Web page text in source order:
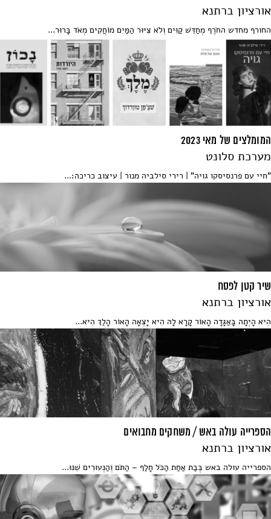
אורציון ברתנא
החורף מחדש החֹרֶף מְחַדֵּשׁ קַוִּים וְלֹא צִיּוּר הַמַּיִם מוֹחֲקִים מְאֹד בָּרוּר...
המומלצים של מאי 2023
מערכת סלונט
"חיי עם פרנסיסקו גויה" | רירי סילביה מנור | עיצוב כריכה:...
שיר קטן לפסח
אורציון ברתנא
הִיא הָיְתָה בָּאַגָּדָה הָאוֹר קָרָא לָהּ הִיא יָצְאָה הָאוֹר הָלַךְ הִיא...
הספרייה עולה באש / משחקים מחבואים
אורציון ברתנא
הספרייה עולה באש בְּבַת אַחַת הַכֹּל חָלַף – הַתֹּם וְהַנְּעוּרִים שִׁנּוּ...